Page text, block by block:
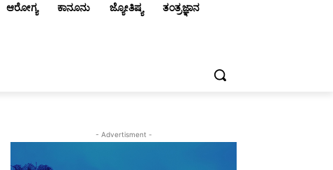
ಆರೋಗ್ಯ ಕಾನೂನು ಜ್ಯೋತಿಷ್ಯ ತಂತ್ರಜ್ಞಾನ
- Advertisment -